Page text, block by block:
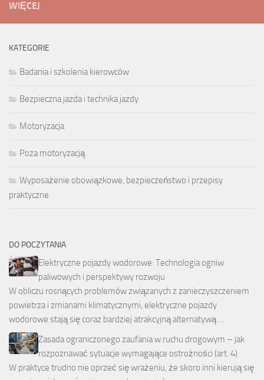
WIĘCEJ
KATEGORIE
Badania i szkolenia kierowców
Bezpieczna jazda i technika jazdy
Motoryzacja
Poza motoryzacją
Wyposażenie obowiązkowe, bezpieczeństwo i przepisy
praktyczne
DO POCZYTANIA
Elektryczne pojazdy wodorowe: Technologia ogniw
paliwowych i perspektywy rozwoju
W obliczu rosnących problemów związanych z zanieczyszczeniem
powietrza i zmianami klimatycznymi, elektryczne pojazdy
wodorowe stają się coraz bardziej atrakcyjną alternatywą …
Zasada ograniczonego zaufania w ruchu drogowym – jak
rozpoznawać sytuacje wymagające ostrożności (art. 4)
W praktyce trudno nie oprzeć się wrażeniu, że skoro inni kierują się